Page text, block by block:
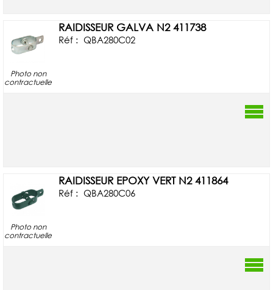
Photo non
contractuelle
RAIDISSEUR GALVA N2 411738
Réf : QBA280C02
Photo non
contractuelle
RAIDISSEUR EPOXY VERT N2 411864
Réf : QBA280C06